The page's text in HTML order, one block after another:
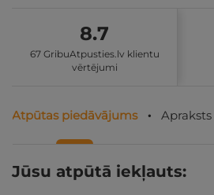
8.7
67 GribuAtpusties.lv klientu
vērtējumi
Atpūtas piedāvājums Apraksts
Jūsu atpūtā iekļauts: